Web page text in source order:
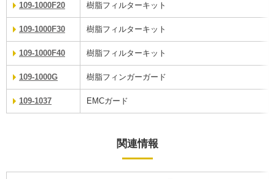
109-1000F20 樹脂フィルターキット
109-1000F30 樹脂フィルターキット
109-1000F40 樹脂フィルターキット
109-1000G 樹脂フィンガーガード
109-1037 EMCガード
関連情報